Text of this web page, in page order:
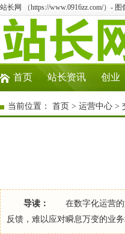
站长网 （https://www.0916zz.com/）-
首页 站长资讯 创业
当前位置： 首页 > 运营中心 >
导读：
在数字化运营的
反馈，难以应对瞬息万变的业